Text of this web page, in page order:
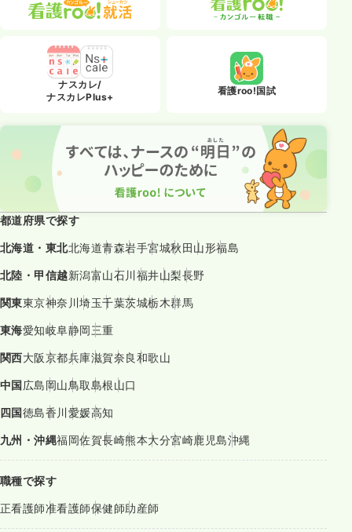
ナスカレ/
ナスカレPlus+
看護roo!国試
都道府県で探す
北海道・東北北海道青森岩手宮城秋田山形福島
北陸・甲信越新潟富山石川福井山梨長野
関東東京神奈川埼玉千葉茨城栃木群馬
東海愛知岐阜静岡三重
関西大阪京都兵庫滋賀奈良和歌山
中国広島岡山鳥取島根山口
四国徳島香川愛媛高知
九州・沖縄福岡佐賀長崎熊本大分宮崎鹿児島沖縄
職種で探す
正看護師准看護師保健師助産師